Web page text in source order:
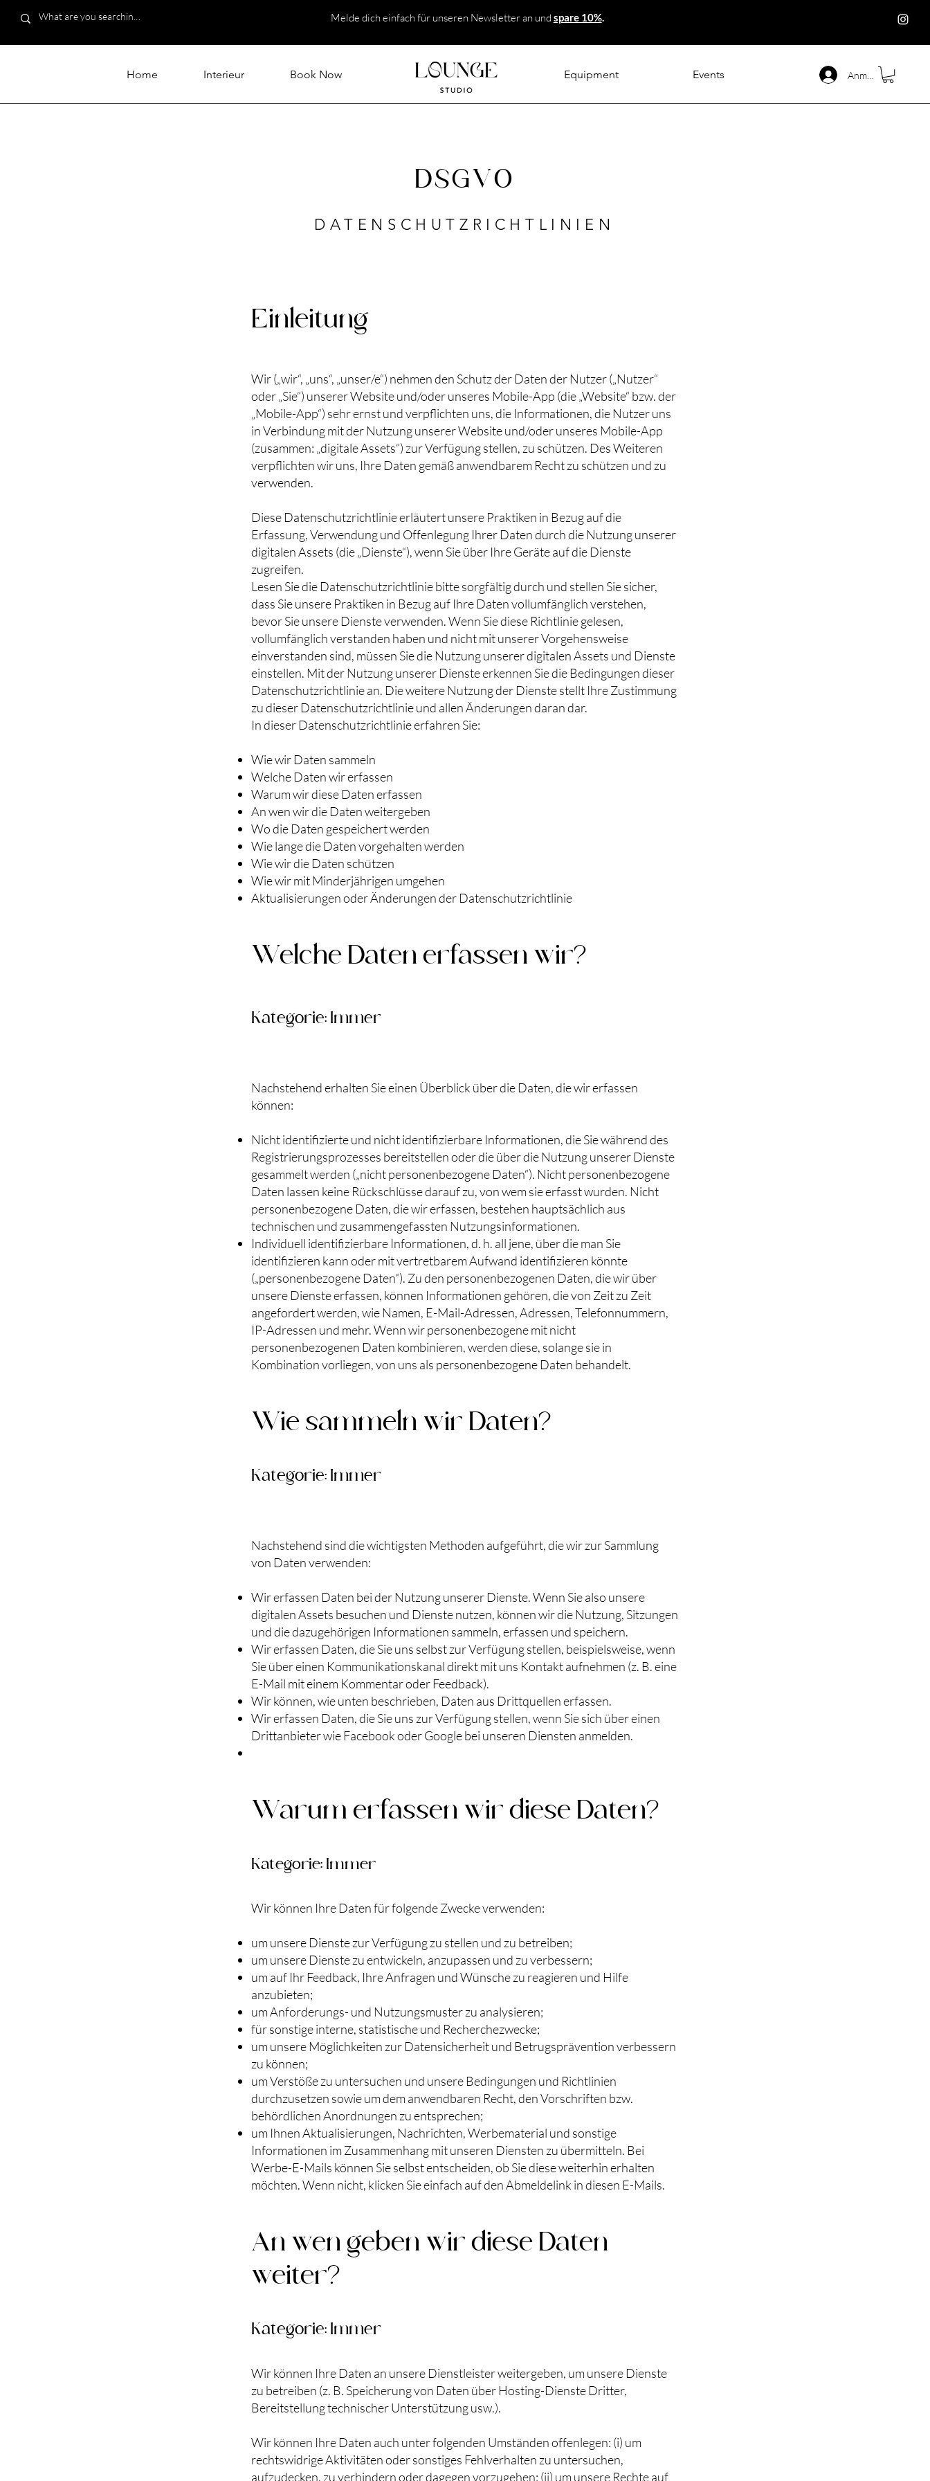
Melde dich einfach für unseren Newsletter an und spare 10%.
Home Interieur Book Now Equipment Events Anmelden
DSGVO
DATENSCHUTZRICHTLINIEN
Einleitung
Wir („wir“, „uns“, „unser/e“) nehmen den Schutz der Daten der Nutzer („Nutzer“
oder „Sie“) unserer Website und/oder unseres Mobile-App (die „Website“ bzw. der
„Mobile-App“) sehr ernst und verpflichten uns, die Informationen, die Nutzer uns
in Verbindung mit der Nutzung unserer Website und/oder unseres Mobile-App
(zusammen: „digitale Assets“) zur Verfügung stellen, zu schützen. Des Weiteren
verpflichten wir uns, Ihre Daten gemäß anwendbarem Recht zu schützen und zu
verwenden.
Diese Datenschutzrichtlinie erläutert unsere Praktiken in Bezug auf die
Erfassung, Verwendung und Offenlegung Ihrer Daten durch die Nutzung unserer
digitalen Assets (die „Dienste“), wenn Sie über Ihre Geräte auf die Dienste
zugreifen.
Lesen Sie die Datenschutzrichtlinie bitte sorgfältig durch und stellen Sie sicher,
dass Sie unsere Praktiken in Bezug auf Ihre Daten vollumfänglich verstehen,
bevor Sie unsere Dienste verwenden. Wenn Sie diese Richtlinie gelesen,
vollumfänglich verstanden haben und nicht mit unserer Vorgehensweise
einverstanden sind, müssen Sie die Nutzung unserer digitalen Assets und Dienste
einstellen. Mit der Nutzung unserer Dienste erkennen Sie die Bedingungen dieser
Datenschutzrichtlinie an. Die weitere Nutzung der Dienste stellt Ihre Zustimmung
zu dieser Datenschutzrichtlinie und allen Änderungen daran dar.
In dieser Datenschutzrichtlinie erfahren Sie:
Wie wir Daten sammeln
Welche Daten wir erfassen
Warum wir diese Daten erfassen
An wen wir die Daten weitergeben
Wo die Daten gespeichert werden
Wie lange die Daten vorgehalten werden
Wie wir die Daten schützen
Wie wir mit Minderjährigen umgehen
Aktualisierungen oder Änderungen der Datenschutzrichtlinie
Welche Daten erfassen wir?
Kategorie: Immer
Nachstehend erhalten Sie einen Überblick über die Daten, die wir erfassen
können:
Nicht identifizierte und nicht identifizierbare Informationen, die Sie während des
Registrierungsprozesses bereitstellen oder die über die Nutzung unserer Dienste
gesammelt werden („nicht personenbezogene Daten“). Nicht personenbezogene
Daten lassen keine Rückschlüsse darauf zu, von wem sie erfasst wurden. Nicht
personenbezogene Daten, die wir erfassen, bestehen hauptsächlich aus
technischen und zusammengefassten Nutzungsinformationen.
Individuell identifizierbare Informationen, d. h. all jene, über die man Sie
identifizieren kann oder mit vertretbarem Aufwand identifizieren könnte
(„personenbezogene Daten“). Zu den personenbezogenen Daten, die wir über
unsere Dienste erfassen, können Informationen gehören, die von Zeit zu Zeit
angefordert werden, wie Namen, E-Mail-Adressen, Adressen, Telefonnummern,
IP-Adressen und mehr. Wenn wir personenbezogene mit nicht
personenbezogenen Daten kombinieren, werden diese, solange sie in
Kombination vorliegen, von uns als personenbezogene Daten behandelt.
Wie sammeln wir Daten?
Kategorie: Immer
Nachstehend sind die wichtigsten Methoden aufgeführt, die wir zur Sammlung
von Daten verwenden:
Wir erfassen Daten bei der Nutzung unserer Dienste. Wenn Sie also unsere
digitalen Assets besuchen und Dienste nutzen, können wir die Nutzung, Sitzungen
und die dazugehörigen Informationen sammeln, erfassen und speichern.
Wir erfassen Daten, die Sie uns selbst zur Verfügung stellen, beispielsweise, wenn
Sie über einen Kommunikationskanal direkt mit uns Kontakt aufnehmen (z. B. eine
E-Mail mit einem Kommentar oder Feedback).
Wir können, wie unten beschrieben, Daten aus Drittquellen erfassen.
Wir erfassen Daten, die Sie uns zur Verfügung stellen, wenn Sie sich über einen
Drittanbieter wie Facebook oder Google bei unseren Diensten anmelden.
Warum erfassen wir diese Daten?
Kategorie: Immer
Wir können Ihre Daten für folgende Zwecke verwenden:
um unsere Dienste zur Verfügung zu stellen und zu betreiben;
um unsere Dienste zu entwickeln, anzupassen und zu verbessern;
um auf Ihr Feedback, Ihre Anfragen und Wünsche zu reagieren und Hilfe
anzubieten;
um Anforderungs- und Nutzungsmuster zu analysieren;
für sonstige interne, statistische und Recherchezwecke;
um unsere Möglichkeiten zur Datensicherheit und Betrugsprävention verbessern
zu können;
um Verstöße zu untersuchen und unsere Bedingungen und Richtlinien
durchzusetzen sowie um dem anwendbaren Recht, den Vorschriften bzw.
behördlichen Anordnungen zu entsprechen;
um Ihnen Aktualisierungen, Nachrichten, Werbematerial und sonstige
Informationen im Zusammenhang mit unseren Diensten zu übermitteln. Bei
Werbe-E-Mails können Sie selbst entscheiden, ob Sie diese weiterhin erhalten
möchten. Wenn nicht, klicken Sie einfach auf den Abmeldelink in diesen E-Mails.
An wen geben wir diese Daten
weiter?
Kategorie: Immer
Wir können Ihre Daten an unsere Dienstleister weitergeben, um unsere Dienste
zu betreiben (z. B. Speicherung von Daten über Hosting-Dienste Dritter,
Bereitstellung technischer Unterstützung usw.).
Wir können Ihre Daten auch unter folgenden Umständen offenlegen: (i) um
rechtswidrige Aktivitäten oder sonstiges Fehlverhalten zu untersuchen,
aufzudecken, zu verhindern oder dagegen vorzugehen; (ii) um unsere Rechte auf